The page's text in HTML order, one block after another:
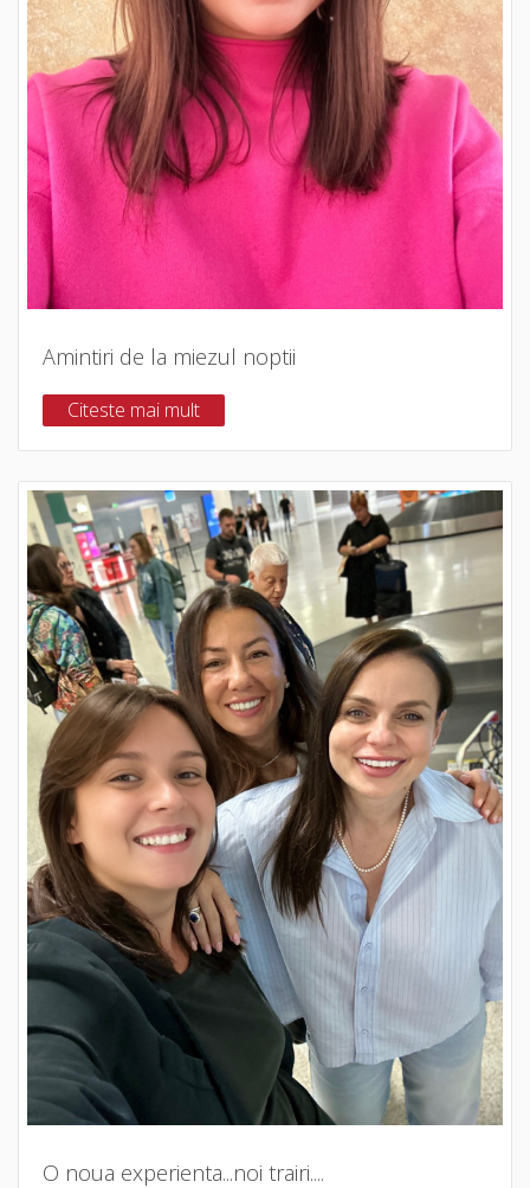
Amintiri de la miezul noptii
Citeste mai mult
O noua experienta...noi trairi....